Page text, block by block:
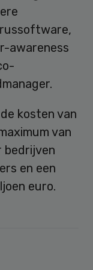
awareness
kosten van
van
bedrijven
en een
euro.